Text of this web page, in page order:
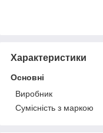
Характеристики
Основні
Виробник
Сумісність з маркою